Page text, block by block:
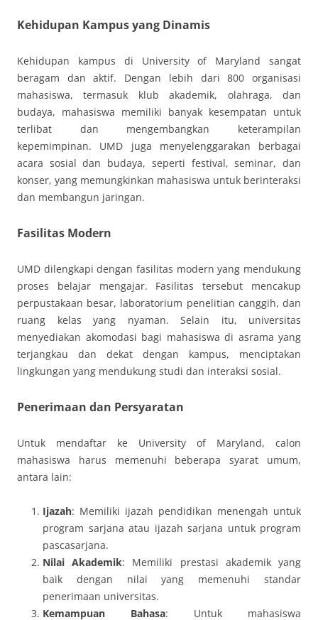
Kehidupan Kampus yang Dinamis
Kehidupan kampus di University of Maryland sangat
beragam dan aktif. Dengan lebih dari 800 organisasi
mahasiswa, termasuk klub akademik, olahraga, dan
budaya, mahasiswa memiliki banyak kesempatan untuk
terlibat dan mengembangkan keterampilan
kepemimpinan. UMD juga menyelenggarakan berbagai
acara sosial dan budaya, seperti festival, seminar, dan
konser, yang memungkinkan mahasiswa untuk berinteraksi
dan membangun jaringan.
Fasilitas Modern
UMD dilengkapi dengan fasilitas modern yang mendukung
proses belajar mengajar. Fasilitas tersebut mencakup
perpustakaan besar, laboratorium penelitian canggih, dan
ruang kelas yang nyaman. Selain itu, universitas
menyediakan akomodasi bagi mahasiswa di asrama yang
terjangkau dan dekat dengan kampus, menciptakan
lingkungan yang mendukung studi dan interaksi sosial.
Penerimaan dan Persyaratan
Untuk mendaftar ke University of Maryland, calon
mahasiswa harus memenuhi beberapa syarat umum,
antara lain:
Ijazah: Memiliki ijazah pendidikan menengah untuk
program sarjana atau ijazah sarjana untuk program
pascasarjana.
Nilai Akademik: Memiliki prestasi akademik yang
baik dengan nilai yang memenuhi standar
penerimaan universitas.
Kemampuan Bahasa: Untuk mahasiswa